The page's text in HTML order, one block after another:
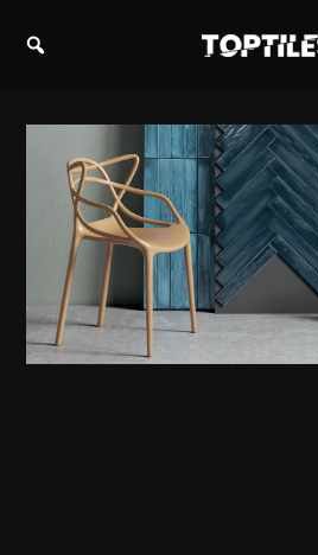
s.r.o.